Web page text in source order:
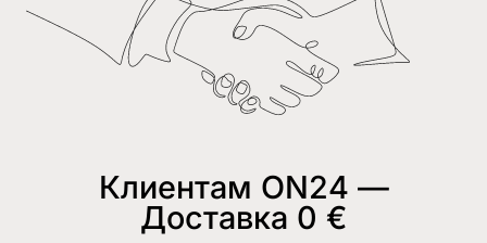
Клиентам ON24 —
Доставка 0 €